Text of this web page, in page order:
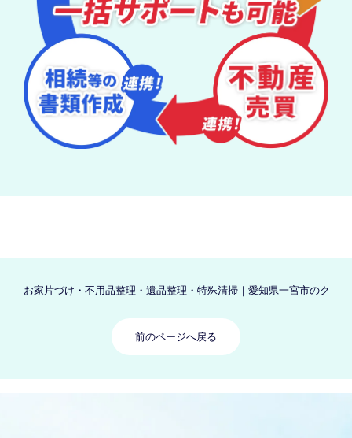
お家片づけ・不用品整理・遺品整理・特殊清掃｜愛知県一宮市のクリ
前のページへ戻る